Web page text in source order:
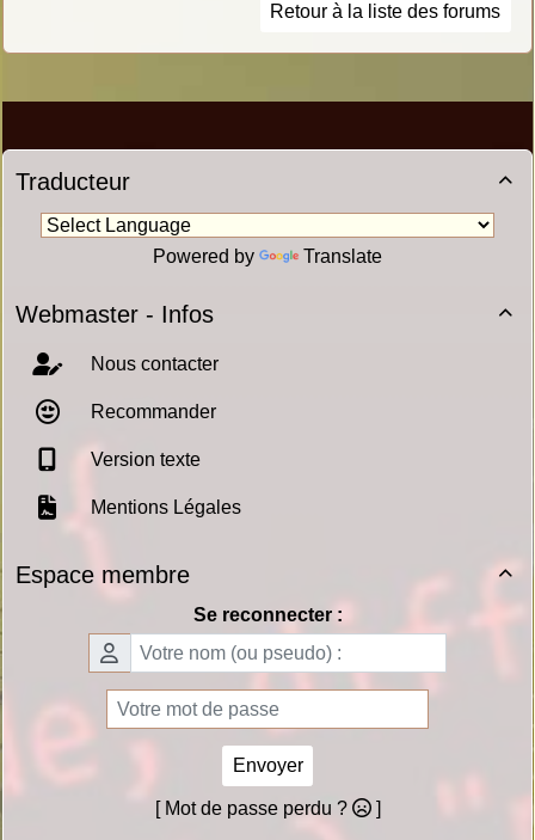
Retour à la liste des forums

Traducteur
Powered by Translate

Webmaster - Infos
Nous contacter
Recommander
Version texte
Mentions Légales

Espace membre
Se reconnecter :
Envoyer
[ Mot de passe perdu ? ]